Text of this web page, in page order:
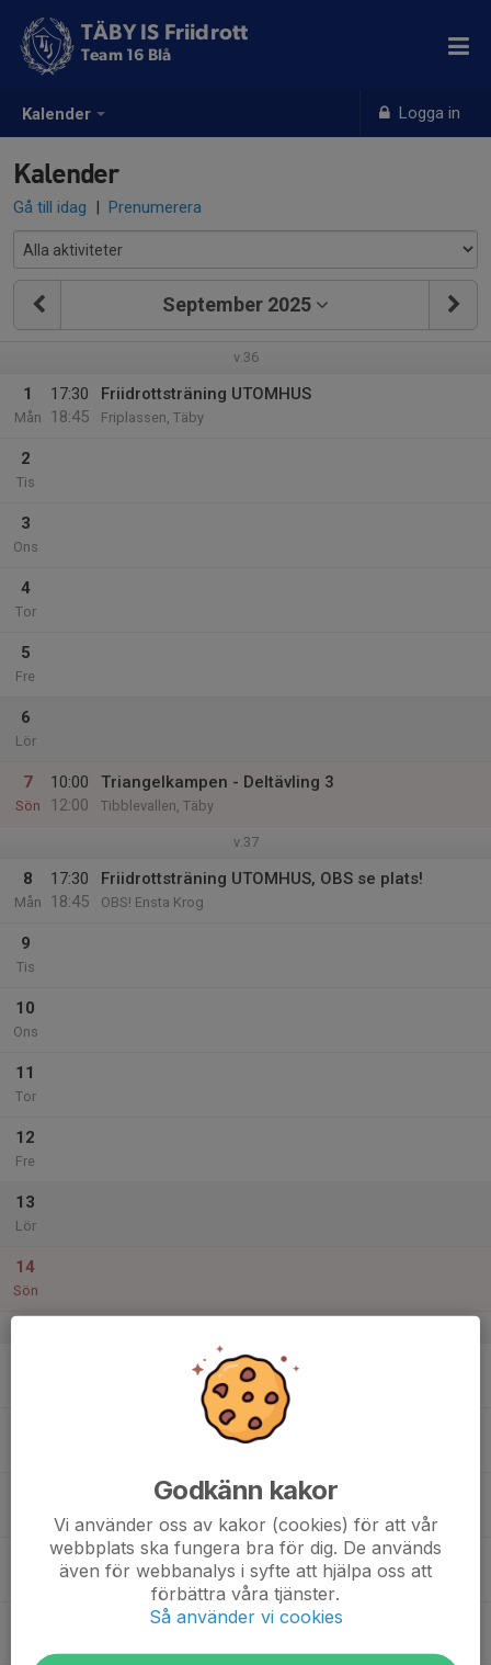
Kalender Logga in
TÄBY IS Friidrott
Team 16 Blå
Kalender
Gå till idag | Prenumerera
September 2025
v.36
1
Mån
17:30
18:45
Friidrottsträning UTOMHUS
Friplassen, Täby
2
Tis
3
Ons
4
Tor
5
Fre
6
Lör
7
Sön
10:00
12:00
Triangelkampen - Deltävling 3
Tibblevallen, Täby
v.37
8
Mån
17:30
18:45
Friidrottsträning UTOMHUS, OBS se plats!
OBS! Ensta Krog
9
Tis
10
Ons
11
Tor
12
Fre
13
Lör
14
Sön
Friidrottsträning UTOMHUS
Friplassen, Täby
Godkänn kakor
Vi använder oss av kakor (cookies) för att vår
webbplats ska fungera bra för dig. De används
även för webbanalys i syfte att hjälpa oss att
förbättra våra tjänster.
Så använder vi cookies